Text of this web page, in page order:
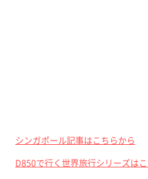
シンガポール記事はこちらから
D850で行く世界旅行シリーズは